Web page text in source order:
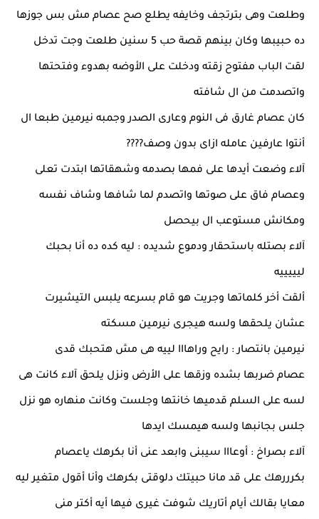
وطلعت وهى بترتجف وخايفه يطلع صح عصام مش بس جوزها
ده حبيبها وكان بينهم قصة حب 5 سنين طلعت وجت تدخل
لقت الباب مفتوح زقته ودخلت على الأوضه بهدوء وفتحتها
واتصدمت من ال شافته
كان عصام غارق فى النوم وعارى الصدر وجمبه نيرمين طبعا ال
أنتوا عارفين عامله ازاى بدون وصف????
آلاء وضعت أيدها على فمها بصدمه وشهقاتها ابتدت تعلى
وعصام فاق على صوتها واتصدم لما شافها وشاف نفسه
ومكانش مستوعب ال بيحصل
آلاء بصتله باستحقار ودموع شديده : ليه كده ده أنا بحبك
ليييييه
ألقت أخر كلماتها وجريت هو قام بسرعه يلبس التيشيرت
عشان يلحقها ولسه هيجرى نيرمين مسكته
نيرمين بانتصار : رايح وراهااا لييه هى مش هتحبك قدى
عصام ضربها بشده وزقها على الأرض ونزل يلحق آلاء كانت هى
لسه على السلم قدميها خانتها وجلست وكانت منهاره هو نزل
جلس بجانبها ولسه هيمسك ايدها
آلاء بصراخ : أوعااا سيبنى وابعد عنى أنا بكرهك ياعصام
بكرررهك على قد مانا حبيتك دلوقتى بكرهك وأنا أقول متغير ليه
معايا بقالك أيام أتاريك شوفت غيرى فيها أيه أكتر منى